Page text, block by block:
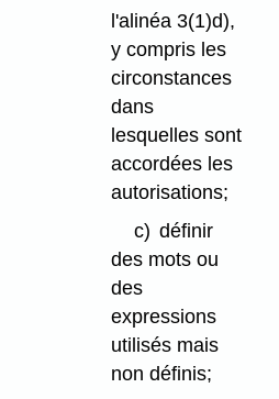
l'alinéa 3(1)d),
y compris les
circonstances
dans
lesquelles sont
accordées les
autorisations;
c) définir
des mots ou
des
expressions
utilisés mais
non définis;